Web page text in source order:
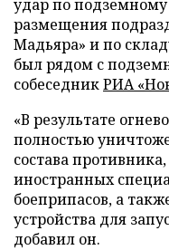
удар по
размещения
Мадьяра» и по
был рядом с
собеседникРИА
«В результате
полностью
состава
иностранных
боеприпасов, а
устройства для
добавил он.